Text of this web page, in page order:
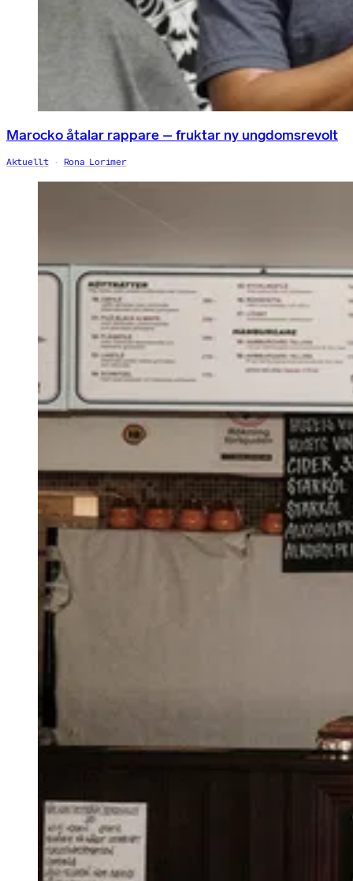
Marocko åtalar rappare – fruktar ny ungdomsrevolt
Aktuellt Rona Lorimer